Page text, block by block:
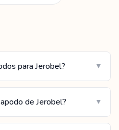
para Jerobel? ▼
de Jerobel? ▼